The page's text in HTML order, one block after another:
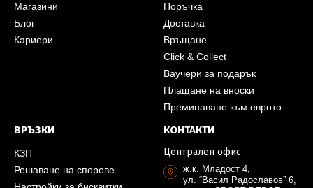
Магазини
Блог
Кариери
Поръчка
Доставка
Връщане
Click & Collect
Ваучери за подарък
Плащане на вноски
Преминаване към еврото
ВРЪЗКИ
КЗП
Решаване на спорове
КОНТАКТИ
Централен офис
ж.к. Младост 4,
ул. “Васил Радославов” 6,